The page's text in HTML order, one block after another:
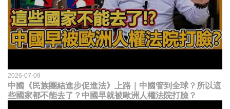
2026-07-09
中國《民族團結進步促進法》上路｜中國管到全球？所以這
些國家都不能去了？中國早就被歐洲人權法院打臉？